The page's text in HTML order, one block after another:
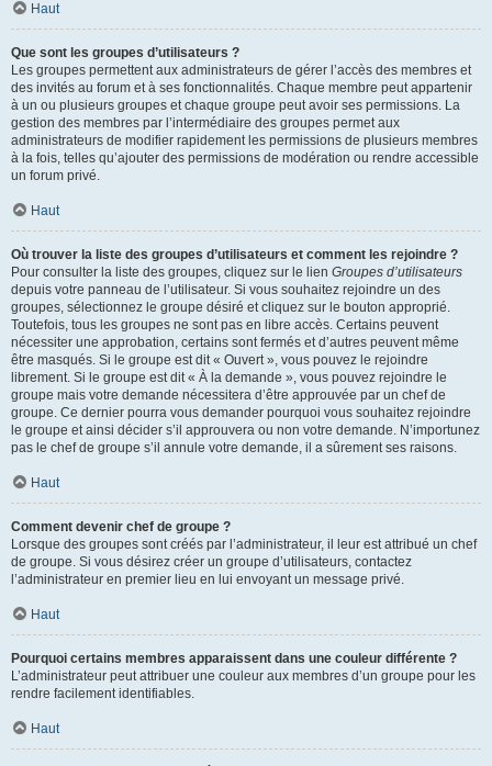
Haut
Que sont les groupes d’utilisateurs ?
Les groupes permettent aux administrateurs de gérer l’accès des membres et
des invités au forum et à ses fonctionnalités. Chaque membre peut appartenir
à un ou plusieurs groupes et chaque groupe peut avoir ses permissions. La
gestion des membres par l’intermédiaire des groupes permet aux
administrateurs de modifier rapidement les permissions de plusieurs membres
à la fois, telles qu’ajouter des permissions de modération ou rendre accessible
un forum privé.
Haut
Où trouver la liste des groupes d’utilisateurs et comment les rejoindre ?
Pour consulter la liste des groupes, cliquez sur le lien Groupes d’utilisateurs
depuis votre panneau de l’utilisateur. Si vous souhaitez rejoindre un des
groupes, sélectionnez le groupe désiré et cliquez sur le bouton approprié.
Toutefois, tous les groupes ne sont pas en libre accès. Certains peuvent
nécessiter une approbation, certains sont fermés et d’autres peuvent même
être masqués. Si le groupe est dit « Ouvert », vous pouvez le rejoindre
librement. Si le groupe est dit « À la demande », vous pouvez rejoindre le
groupe mais votre demande nécessitera d’être approuvée par un chef de
groupe. Ce dernier pourra vous demander pourquoi vous souhaitez rejoindre
le groupe et ainsi décider s’il approuvera ou non votre demande. N’importunez
pas le chef de groupe s’il annule votre demande, il a sûrement ses raisons.
Haut
Comment devenir chef de groupe ?
Lorsque des groupes sont créés par l’administrateur, il leur est attribué un chef
de groupe. Si vous désirez créer un groupe d’utilisateurs, contactez
l’administrateur en premier lieu en lui envoyant un message privé.
Haut
Pourquoi certains membres apparaissent dans une couleur différente ?
L’administrateur peut attribuer une couleur aux membres d’un groupe pour les
rendre facilement identifiables.
Haut